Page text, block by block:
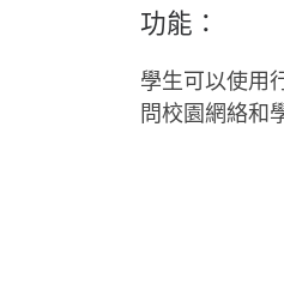
功能：
學生可以使用
問校園網絡和